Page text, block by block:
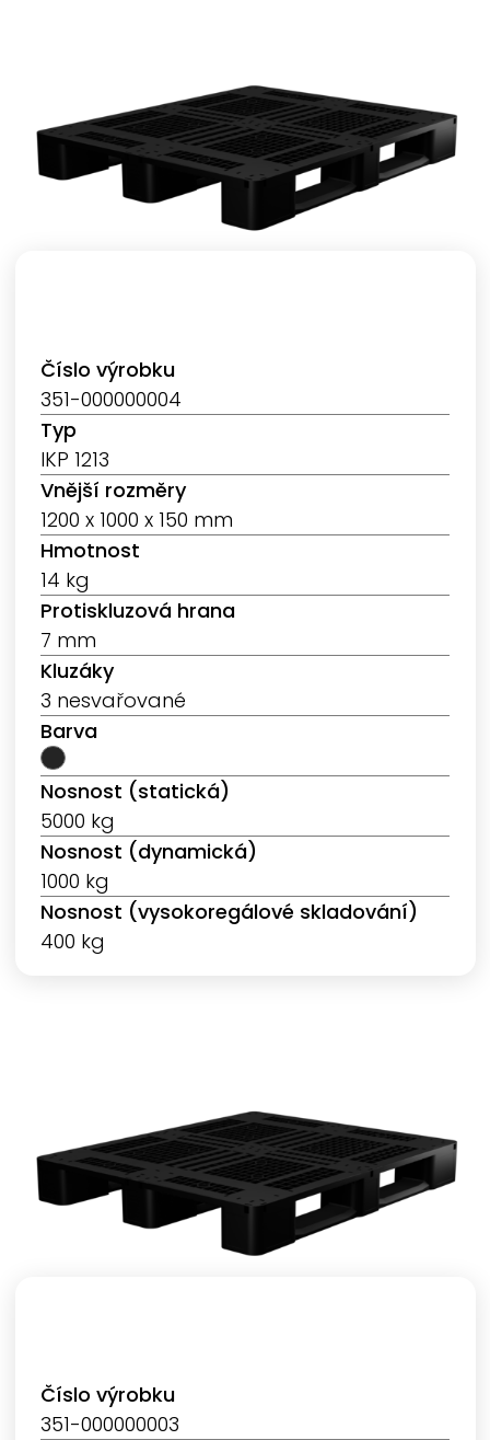
Číslo výrobku
351-000000004
Typ
IKP 1213
Vnější rozměry
1200 x 1000 x 150 mm
Hmotnost
14 kg
Protiskluzová hrana
7 mm
Kluzáky
3 nesvařované
Barva
Nosnost (statická)
5000 kg
Nosnost (dynamická)
1000 kg
Nosnost (vysokoregálové skladování)
400 kg
Číslo výrobku
351-000000003